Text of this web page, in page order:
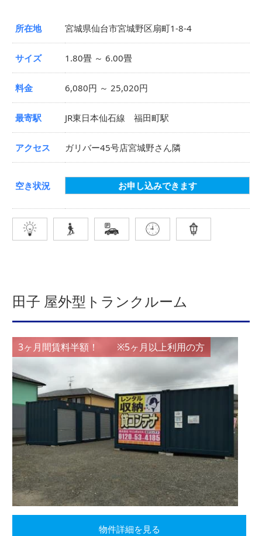
所在地 宮城県仙台市宮城野区扇町1-8-4
サイズ 1.80畳 ～ 6.00畳
料金 6,080円 ～ 25,020円
最寄駅 JR東日本仙石線 福田町駅
アクセス ガリバー45号店宮城野さん隣
空き状況 お申し込みできます
田子 屋外型トランクルーム
3ヶ月間賃料半額！ ※5ヶ月以上利用の方
物件詳細を見る